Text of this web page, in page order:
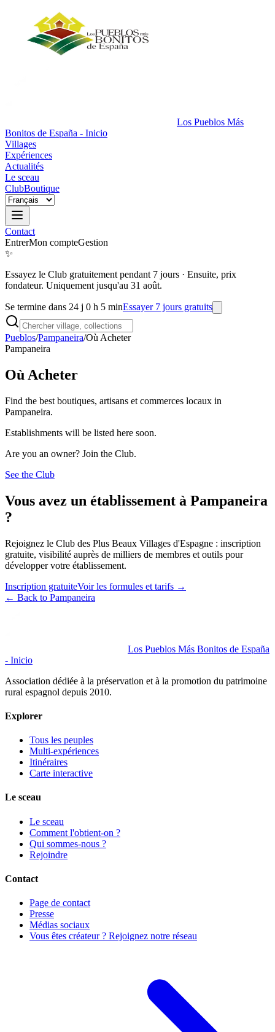
Los Pueblos Más
Bonitos de España - Inicio
Villages
Expériences
Actualités
Le sceau
ClubBoutique
Contact
EntrerMon compteGestion
✨
Essayez le Club gratuitement pendant 7 jours · Ensuite, prix
fondateur. Uniquement jusqu'au 31 août.
Se termine dans 24 j 0 h 5 minEssayer 7 jours gratuits
Pueblos/Pampaneira/Où Acheter
Pampaneira
Où Acheter
Find the best boutiques, artisans et commerces locaux in
Pampaneira.
Establishments will be listed here soon.
Are you an owner? Join the Club.
See the Club
Vous avez un établissement à Pampaneira
?
Rejoignez le Club des Plus Beaux Villages d'Espagne : inscription
gratuite, visibilité auprès de milliers de membres et outils pour
développer votre établissement.
Inscription gratuiteVoir les formules et tarifs →
← Back to Pampaneira
Los Pueblos Más Bonitos de España
- Inicio
Association dédiée à la préservation et à la promotion du patrimoine
rural espagnol depuis 2010.
Explorer
Tous les peuples
Multi-expériences
Itinéraires
Carte interactive
Le sceau
Le sceau
Comment l'obtient-on ?
Qui sommes-nous ?
Rejoindre
Contact
Page de contact
Presse
Médias sociaux
Vous êtes créateur ? Rejoignez notre réseau